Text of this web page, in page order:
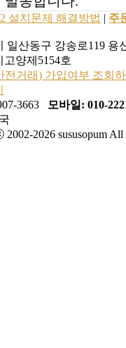
설치문제 해결방법 | 주
일산동구 강송로119 용
양제5154호
전거래) 가입여부 조회
3663
모바일: 010-
2026 sususopum All